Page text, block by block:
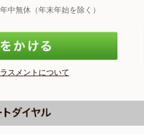
中無休（年末年始を除く）
スメントについて